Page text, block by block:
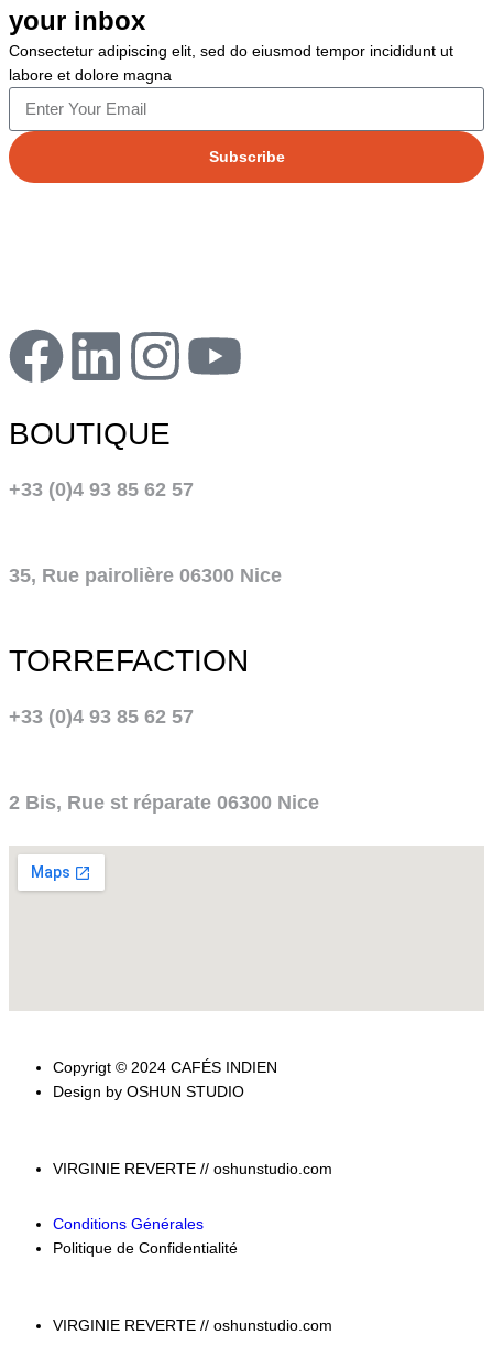
your inbox
Consectetur adipiscing elit, sed do eiusmod tempor incididunt ut
labore et dolore magna
Subscribe
BOUTIQUE
+33 (0)4 93 85 62 57
35, Rue pairolière 06300 Nice
TORREFACTION
+33 (0)4 93 85 62 57
2 Bis, Rue st réparate 06300 Nice
Copyrigt © 2024 CAFÉS INDIEN
Design by OSHUN STUDIO
VIRGINIE REVERTE // oshunstudio.com
Conditions Générales
Politique de Confidentialité
VIRGINIE REVERTE // oshunstudio.com